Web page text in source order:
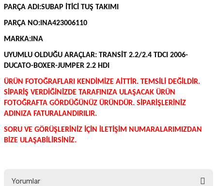
PARÇA ADI:SUBAP İTİCİ TUŞ TAKIMI
PARÇA NO:INA423006110
MARKA:INA
UYUMLU OLDUĞU ARAÇLAR: TRANSİT 2.2/2.4 TDCI 2006-
DUCATO-BOXER-JUMPER 2.2 HDI
ÜRÜN FOTOĞRAFLARI KENDİMİZE AİTTİR. TEMSİLİ DEĞİLDİR.
SİPARİŞ VERDİĞİNİZDE TARAFINIZA ULAŞACAK ÜRÜN
FOTOĞRAFTA GÖRDÜĞÜNÜZ ÜRÜNDÜR. SİPARİŞLERİNİZ
ADINIZA FATURALANDIRILIR.
SORU VE GÖRÜŞLERİNİZ İÇİN İLETİŞİM NUMARALARIMIZDAN
BİZE ULAŞABİLİRSİNİZ.
Yorumlar